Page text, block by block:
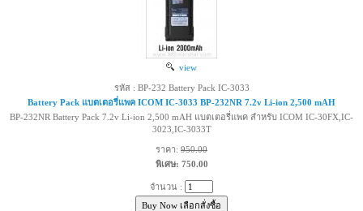
view
รหัส : BP-232 Battery Pack IC-3033
Battery Pack แบตเตอรี่แพค ICOM IC-3033 BP-232NR 7.2v Li-ion 2,500 mAH
BP-232NR Battery Pack 7.2v Li-ion 2,500 mAH แบตเตอรี่แพค สำหรับ ICOM IC-30FX,IC-
3023,IC-3033T
ราคา: 950.00
พิเศษ: 750.00
จำนวน :